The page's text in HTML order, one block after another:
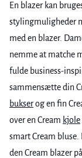
En blazer kan
stylingmuligheder
med en blazer.
nemme at matche
fulde business-
sammensætte din
bukserog en fin
over en Cream kjole
smart Cream
den Cream blazer